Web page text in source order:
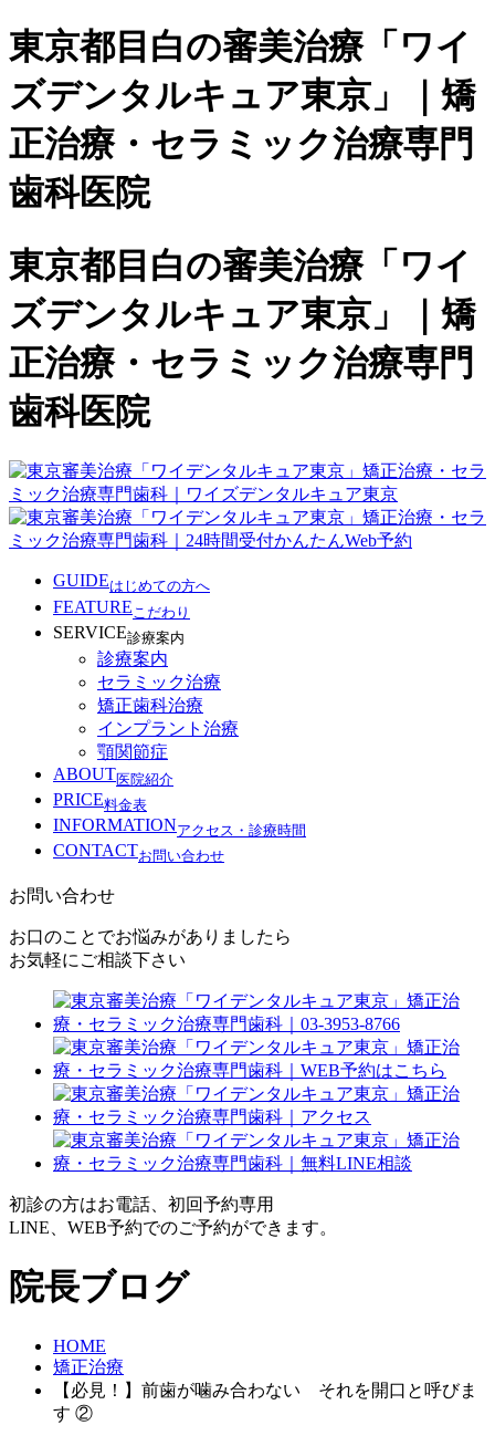
東京都目白の審美治療「ワイ
ズデンタルキュア東京」｜矯
正治療・セラミック治療専門
歯科医院
東京都目白の審美治療「ワイ
ズデンタルキュア東京」｜矯
正治療・セラミック治療専門
歯科医院
GUIDEはじめての方へ
FEATURE こだわり
SERVICE診療案内
診療案内
セラミック治療
矯正歯科治療
インプラント治療
顎関節症
ABOUT医院紹介
PRICE料金表
INFORMATIONアクセス・診療時間
CONTACTお問い合わせ
お問い合わせ
お口のことでお悩みがありましたら
お気軽にご相談下さい
初診の方はお電話、初回予約専用
LINE、WEB予約でのご予約ができます。
院長ブログ
HOME
矯正治療
【必見！】前歯が噛み合わない それを開口と呼びま
す ②